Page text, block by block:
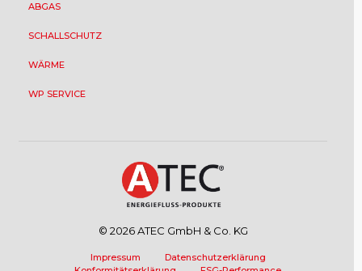
ABGAS
SCHALLSCHUTZ
WÄRME
WP SERVICE
© 2026 ATEC GmbH & Co. KG
Impressum
Datenschutzerklärung